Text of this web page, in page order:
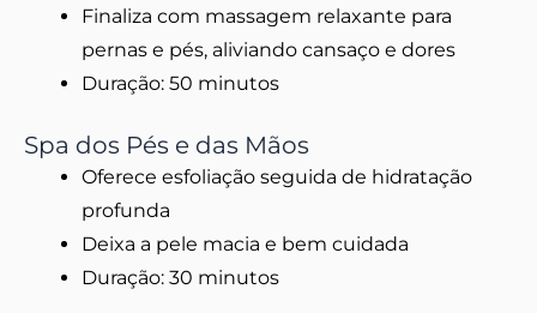
Finaliza com massagem relaxante para
pernas e pés, aliviando cansaço e dores
Duração: 50 minutos
Spa dos Pés e das Mãos
Oferece esfoliação seguida de hidratação
profunda
Deixa a pele macia e bem cuidada
Duração: 30 minutos